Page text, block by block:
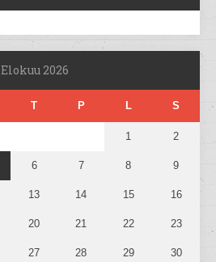
Elokuu 2026
T P L S
1 2
6 7 8 9
13 14 15 16
20 21 22 23
27 28 29 30